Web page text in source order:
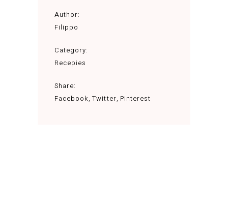
Author:
Filippo
Category:
Recepies
Share:
Facebook Twitter Pinterest